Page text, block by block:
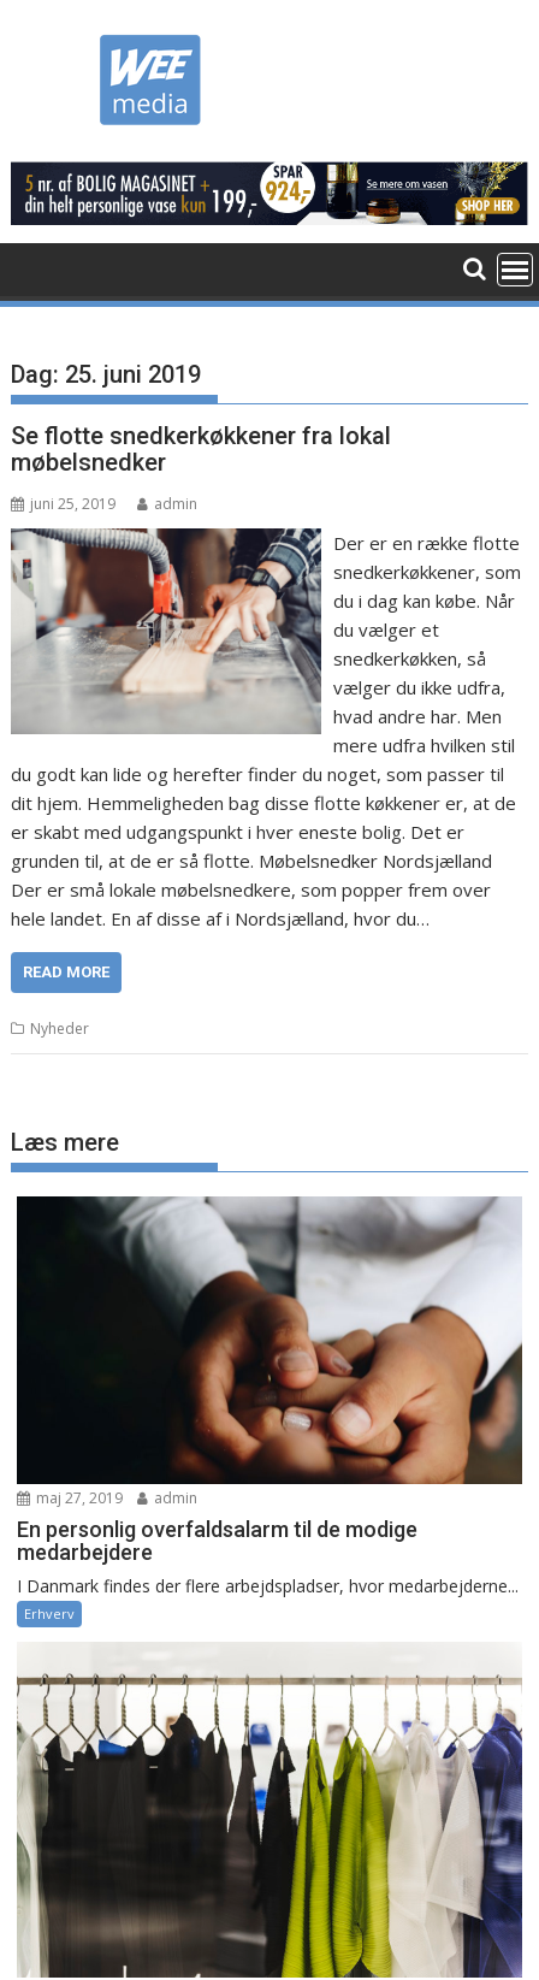
Dag: 25. juni 2019
Se flotte snedkerkøkkener fra lokal
møbelsnedker
juni 25, 2019 admin
Der er en række flotte
snedkerkøkkener, som
du i dag kan købe. Når
du vælger et
snedkerkøkken, så
vælger du ikke udfra,
hvad andre har. Men
mere udfra hvilken stil
du godt kan lide og herefter finder du noget, som passer til
dit hjem. Hemmeligheden bag disse flotte køkkener er, at de
er skabt med udgangspunkt i hver eneste bolig. Det er
grunden til, at de er så flotte. Møbelsnedker Nordsjælland
Der er små lokale møbelsnedkere, som popper frem over
hele landet. En af disse af i Nordsjælland, hvor du…
READ MORE
Nyheder
Læs mere
maj 27, 2019 admin
En personlig overfaldsalarm til de modige
medarbejdere
I Danmark findes der flere arbejdspladser, hvor medarbejderne...
Erhverv